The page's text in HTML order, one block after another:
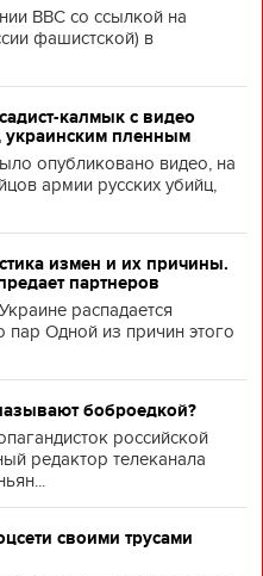
BBC со ссылкой на
фашистской) в
калмык с видео
украинским пленным
опубликовано видео, на
армии русских убийц,
измен и их причины.
партнеров
распадается
пар Одной из причин этого
боброедкой?
российской
редактор телеканала
своими трусами